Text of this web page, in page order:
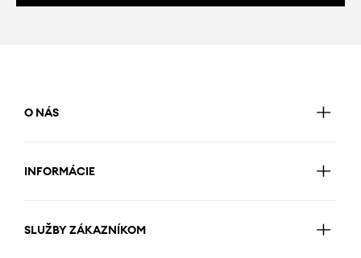
O NÁS
INFORMÁCIE
SLUŽBY ZÁKAZNÍKOM